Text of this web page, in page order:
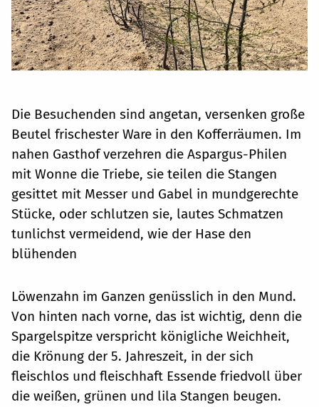
Die Besuchenden sind angetan, versenken große
Beutel frischester Ware in den Kofferräumen. Im
nahen Gasthof verzehren die Aspargus-Philen
mit Wonne die Triebe, sie teilen die Stangen
gesittet mit Messer und Gabel in mundgerechte
Stücke, oder schlutzen sie, lautes Schmatzen
tunlichst vermeidend, wie der Hase den
blühenden
Löwenzahn im Ganzen genüsslich in den Mund.
Von hinten nach vorne, das ist wichtig, denn die
Spargelspitze verspricht königliche Weichheit,
die Krönung der 5. Jahreszeit, in der sich
fleischlos und fleischhaft Essende friedvoll über
die weißen, grünen und lila Stangen beugen.